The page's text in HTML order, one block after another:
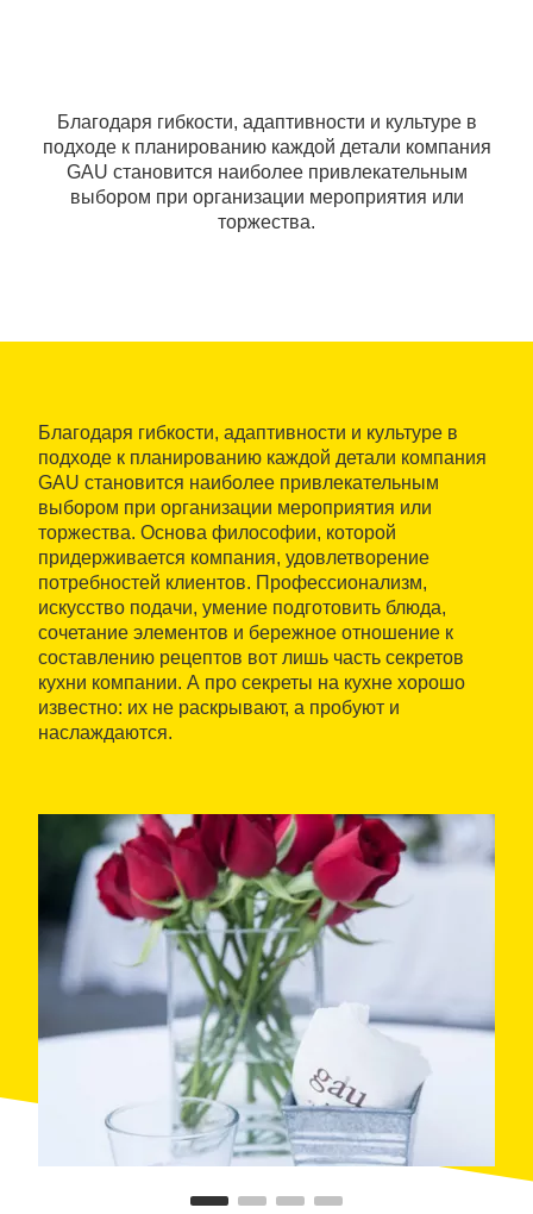
Благодаря гибкости, адаптивности и культуре в
подходе к планированию каждой детали компания
GAU становится наиболее привлекательным
выбором при организации мероприятия или
торжества.
Благодаря гибкости, адаптивности и культуре в
подходе к планированию каждой детали компания
GAU становится наиболее привлекательным
выбором при организации мероприятия или
торжества. Основа философии, которой
придерживается компания, удовлетворение
потребностей клиентов. Профессионализм,
искусство подачи, умение подготовить блюда,
сочетание элементов и бережное отношение к
составлению рецептов вот лишь часть секретов
кухни компании. А про секреты на кухне хорошо
известно: их не раскрывают, а пробуют и
наслаждаются.